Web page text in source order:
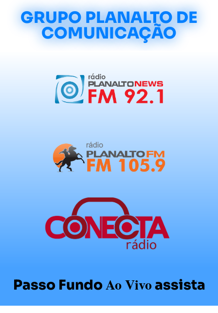
GRUPO PLANALTO DE
COMUNICAÇÃO
Passo FundoAo Vivoassista